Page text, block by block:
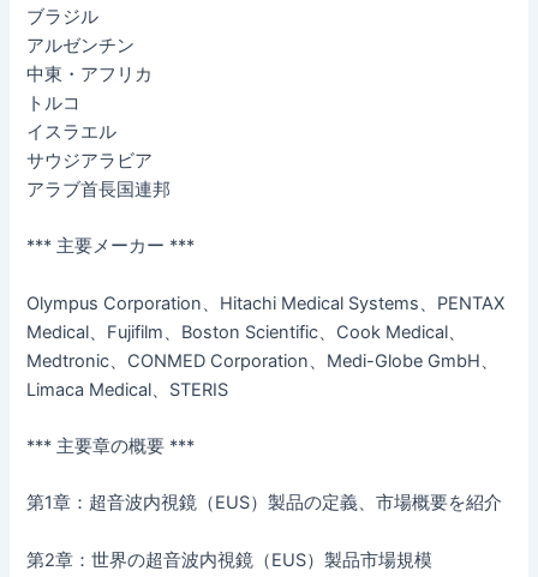
ブラジル
アルゼンチン
中東・アフリカ
トルコ
イスラエル
サウジアラビア
アラブ首長国連邦
*** 主要メーカー ***
Olympus Corporation、Hitachi Medical Systems、PENTAX
Medical、Fujifilm、Boston Scientific、Cook Medical、
Medtronic、CONMED Corporation、Medi-Globe GmbH、
Limaca Medical、STERIS
*** 主要章の概要 ***
第1章：超音波内視鏡（EUS）製品の定義、市場概要を紹介
第2章：世界の超音波内視鏡（EUS）製品市場規模